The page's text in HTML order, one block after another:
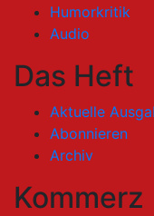
Humorkritik
Audio
Das Heft
Aktuelle
Abonnieren
Archiv
Kommerz